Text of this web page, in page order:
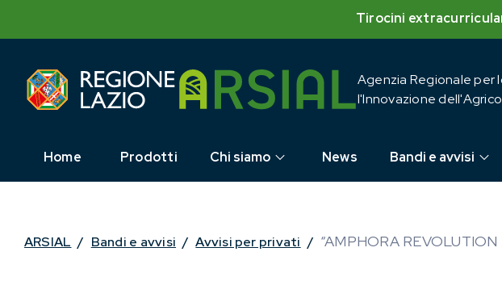
Tirocini
Agenzia Regionale per
l'Innovazione
Home Prodotti Chi siamo News Bandi e avvisi
ARSIAL / Bandi e avvisi / Avvisi per privati / “AMPHORA